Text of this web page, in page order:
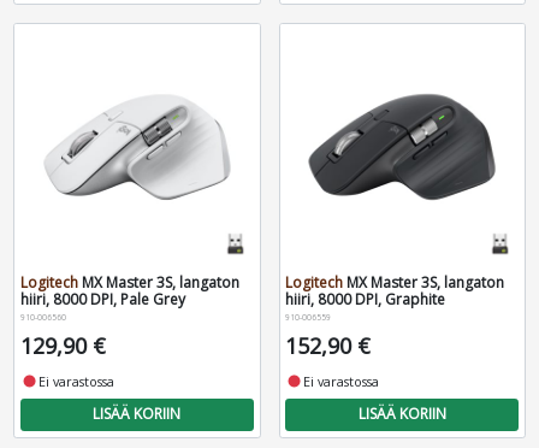
Logitech MX Master 3S, langaton
hiiri, 8000 DPI, Pale Grey
910-006560
129,90 €
fiber_manual_record Ei varastossa
LISÄÄ KORIIN
Logitech MX Master 3S, langaton
hiiri, 8000 DPI, Graphite
910-006559
152,90 €
fiber_manual_record Ei varastossa
LISÄÄ KORIIN